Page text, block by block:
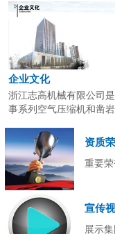
企业文化
浙江志高机械有限公司
事系列空气压缩机和凿
的专业机构。产品广泛应
业气源、各类矿山开采和
目建设。企业以技术开发
心，...
资质
重要
宣传
展示